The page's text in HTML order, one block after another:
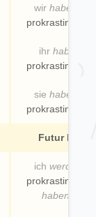
wir haben
prokrastinier
ihr habt
prokrastinier
sie haben
prokrastinier
Futur II
ich werde
prokrastinier
haben